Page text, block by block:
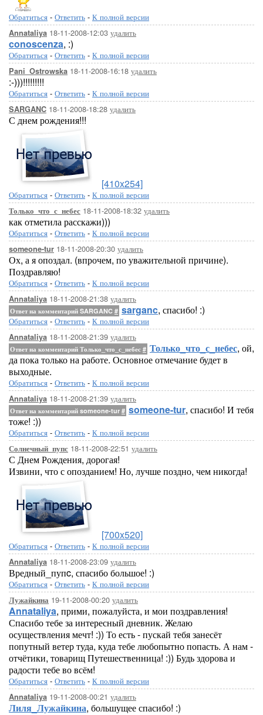
Обратиться - Ответить - К полной версии
Annataliya 18-11-2008-12:03 удалить
conoscenza, :)
Обратиться - Ответить - К полной версии
Pani_Ostrowska 18-11-2008-16:18 удалить
:-)))!!!!!!!!!
Обратиться - Ответить - К полной версии
SARGANC 18-11-2008-18:28 удалить
С днем рождения!!!
[410x254]
Обратиться - Ответить - К полной версии
Только_что_с_небес 18-11-2008-18:32 удалить
как отметила расскажи)))
Обратиться - Ответить - К полной версии
someone-tur 18-11-2008-20:30 удалить
Ох, а я опоздал. (впрочем, по уважительной причине).
Поздравляю!
Обратиться - Ответить - К полной версии
Annataliya 18-11-2008-21:38 удалить
Ответ на комментарий SARGANC # sarganc, спасибо! :)
Обратиться - Ответить - К полной версии
Annataliya 18-11-2008-21:39 удалить
Ответ на комментарий Только_что_с_небес # Только_что_с_небес, ой,
да пока только на работе. Основное отмечание будет в
выходные.
Обратиться - Ответить - К полной версии
Annataliya 18-11-2008-21:39 удалить
Ответ на комментарий someone-tur # someone-tur, спасибо! И тебя
тоже! :))
Обратиться - Ответить - К полной версии
Солнечный_пупс 18-11-2008-22:51 удалить
С Днем Рождения, дорогая!
Извини, что с опозданием! Но, лучше поздно, чем никогда!
[700x520]
Обратиться - Ответить - К полной версии
Annataliya 18-11-2008-23:09 удалить
Вредный_пупc, спасибо большое! :)
Обратиться - Ответить - К полной версии
Лужайкина 19-11-2008-00:20 удалить
Annataliya, прими, пожалуйста, и мои поздравления!
Спасибо тебе за интересный дневник. Желаю
осуществления мечт! :)) То есть - пускай тебя занесёт
попутный ветер туда, куда тебе любопытно попасть. А нам -
отчётики, товарищ Путешественница! :)) Будь здорова и
радости тебе во всём!
Обратиться - Ответить - К полной версии
Annataliya 19-11-2008-00:21 удалить
Лиля_Лужайкина, большущее спасибо! :)